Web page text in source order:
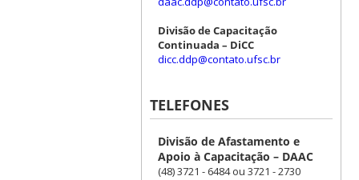
Divisão de Capacitação
Continuada – DiCC
dicc.ddp@contato.ufsc.br
TELEFONES
Divisão de Afastamento e
Apoio à Capacitação – DAAC
(48) 3721 - 6484 ou 3721 - 2730